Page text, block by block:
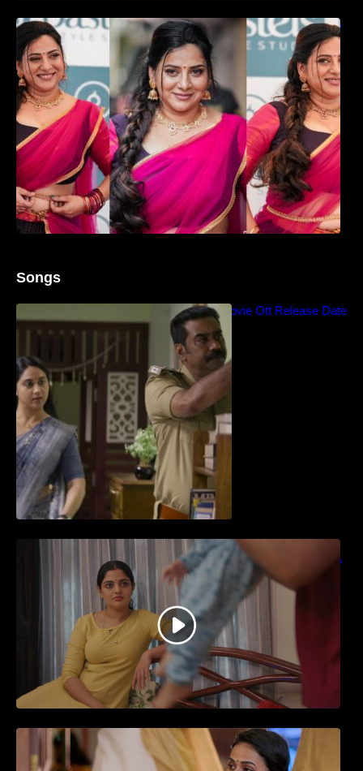
ഉദ്ഘാടന വേദിയിൽ ആരാധരെ മയക്കുന്ന
തകർപ്പൻ ഡൻസുമായി അന്ന രാജൻ..
Songs
Blockbuster Thalavan Movie Ott Release Date
– Video Song Release
തിയേറ്ററിൽ വൻ വിജയമായി മുന്നേറിയ
ഗുരുവായൂർ അംബലനടയിൽ… വീഡിയോ
സോങ്ങ്..
ജനപ്രിയ നടൻ ദിലീപ് നയകമായി
എത്തുന്ന പവി കെയർ ടേക്കർ.. വീഡിയോ
സോംഗ്…